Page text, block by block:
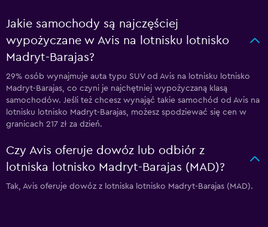
Jakie samochody są najczęściej
wypożyczane w Avis na lotnisku lotnisko
Madryt-Barajas?
29% osób wynajmuje auta typu SUV od Avis na lotnisku lotnisko
Madryt-Barajas, co czyni je najchętniej wypożyczaną klasą
samochodów. Jeśli też chcesz wynająć takie samochód od Avis na
lotnisku lotnisko Madryt-Barajas, możesz spodziewać się cen w
granicach 217 zł za dzień.
Czy Avis oferuje dowóz lub odbiór z
lotniska lotnisko Madryt-Barajas (MAD)?
Tak, Avis oferuje dowóz z lotniska lotnisko Madryt-Barajas (MAD).